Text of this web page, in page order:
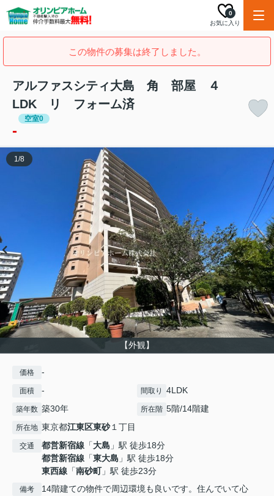
お気に入り
0
この物件の募集は終了しました。
アルファスシティ大島 角 部屋 ４
LDK リ フォーム済
空室0
-
【外観】
1/8
価格 -
面積 - 間取り 4LDK
築年数 築30年 所在階 5階/14階建
所在地 東京都江東区東砂１丁目
交通 都営新宿線 「大島 」駅 徒歩18分
都営新宿線 「東大島 」駅 徒歩18分
東西線 「南砂町」駅 徒歩23分
備考
14階建ての物件で周辺環境も良いです。住んでいて心